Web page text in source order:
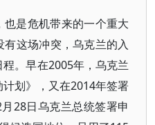
是危机带来的一个重大
这场冲突，乌克兰的入
。早在2005年，乌克兰
划》，又在2014年签署
28日乌克兰总统签署申